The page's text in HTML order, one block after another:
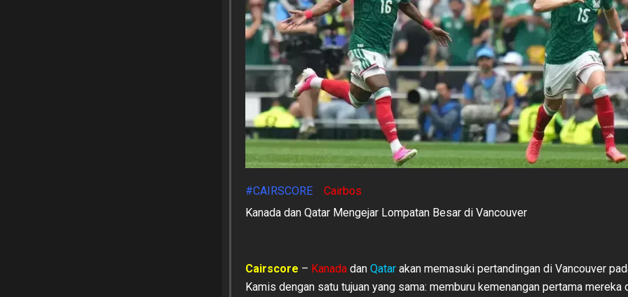
#CAIRSCORE
Cairbos
Kanada dan Qatar Mengejar Lompatan Besar di Vancouver
Cairscore – Kanada dan Qatar akan memasuki pertandingan di Vancouver
Kamis dengan satu tujuan yang sama: memburu kemenangan pertama mereka